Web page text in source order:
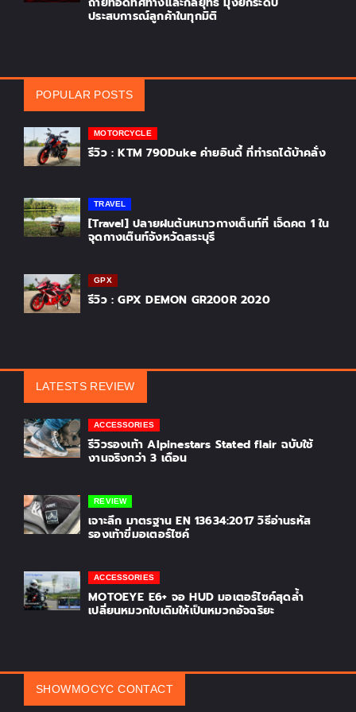
ประสบการณ์ลูกค้าในทุกมิติ
POPULAR POSTS
MOTORCYCLE
รีวิว : KTM 790Duke ค่ายอินดี้ ที่ทำรถได้บ้าคลั่ง
TRAVEL
[Travel] ปลายฝนต้นหนาวกางเต็นท์ที่ เจ็ดคต 1 ใน
จุดกางเต๊นท์จังหวัดสระบุรี
GPX
รีวิว : GPX DEMON GR200R 2020
LATESTS REVIEW
ACCESSORIES
รีวิวรองเท้า Alpinestars Stated flair ฉบับใช้
งานจริงกว่า 3 เดือน
REVIEW
เจาะลึก มาตรฐาน EN 13634:2017 วิธีอ่านรหัส
รองเท้าขี่มอเตอร์ไซค์
ACCESSORIES
MOTOEYE E6+ จอ HUD มอเตอร์ไซค์สุดล้ำ
เปลี่ยนหมวกใบเดิมให้เป็นหมวกอัจฉริยะ
SHOWMOCYC CONTACT